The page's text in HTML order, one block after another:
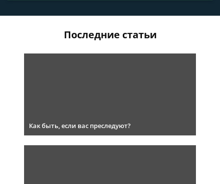
Последние статьи
Как быть, если вас преследуют?